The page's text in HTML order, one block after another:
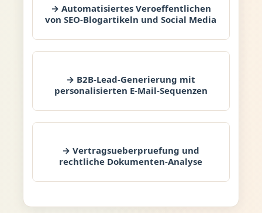
→ Automatisiertes Veroeffentlichen
von SEO-Blogartikeln und Social Media
→ B2B-Lead-Generierung mit
personalisierten E-Mail-Sequenzen
→ Vertragsueberpruefung und
rechtliche Dokumenten-Analyse